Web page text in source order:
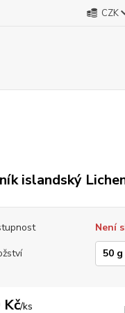
CZK
islandský
Není
Kč/ks